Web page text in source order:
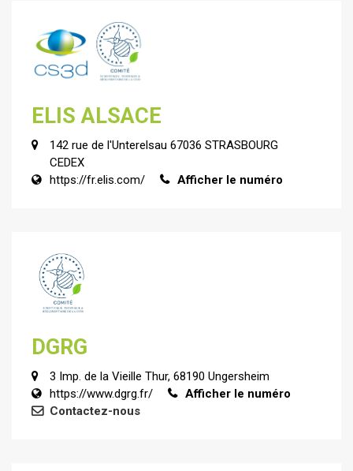
ELIS ALSACE
142 rue de l'Unterelsau 67036 STRASBOURG
CEDEX
https://fr.elis.com/
Afficher le numéro
DGRG
3 Imp. de la Vieille Thur, 68190 Ungersheim
https://www.dgrg.fr/
Afficher le numéro
Contactez-nous